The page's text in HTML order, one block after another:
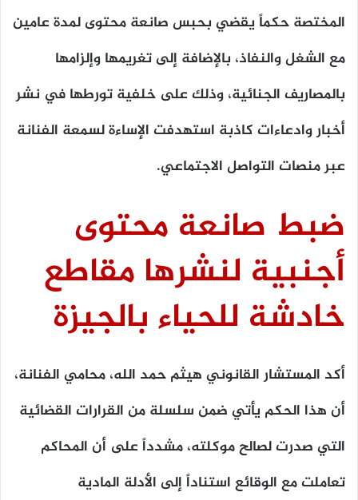
المختصة حكماً يقضي بحبس صانعة محتوى لمدة عامين
مع الشغل والنفاذ، بالإضافة إلى تغريمها وإلزامها
بالمصاريف الجنائية، وذلك على خلفية تورطها في نشر
أخبار وادعاءات كاذبة استهدفت الإساءة لسمعة الفنانة
عبر منصات التواصل الاجتماعي.
ضبط صانعة محتوى
أجنبية لنشرها مقاطع
خادشة للحياء بالجيزة
أكد المستشار القانوني هيثم حمد الله، محامي الفنانة،
أن هذا الحكم يأتي ضمن سلسلة من القرارات القضائية
التي صدرت لصالح موكلته، مشدداً على أن المحاكم
تعاملت مع الوقائع استناداً إلى الأدلة المادية